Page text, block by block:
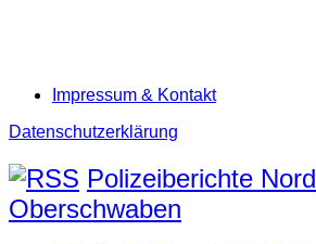
Impressum & Kontakt
Datenschutzerklärung
Polizeiberichte Nord
Oberschwaben